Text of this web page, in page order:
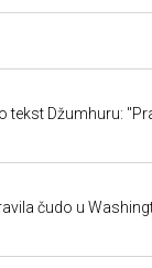
tekst Džumhuru:
čudo u